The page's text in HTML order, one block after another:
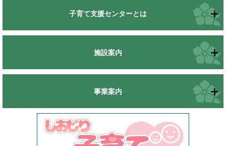
子育て支援センターとは
施設案内
事業案内